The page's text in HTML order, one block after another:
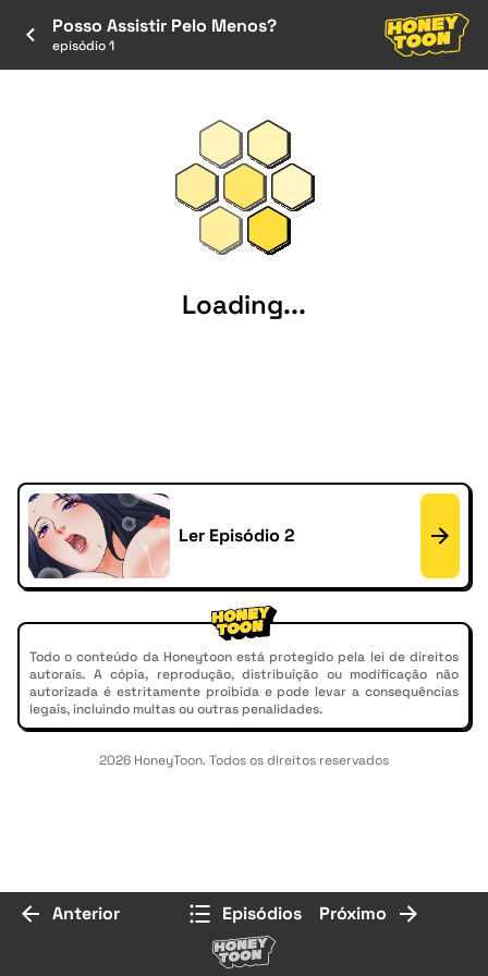
Posso Assistir Pelo Menos?
episódio 1
Loading...
Ler Episódio 2
Todo o conteúdo da Honeytoon está protegido pela lei de direitos
autorais. A cópia, reprodução, distribuição ou modificação não
autorizada é estritamente proibida e pode levar a consequências
legais, incluindo multas ou outras penalidades.
2026 HoneyToon. Todos os direitos reservados
Anterior Episódios Próximo